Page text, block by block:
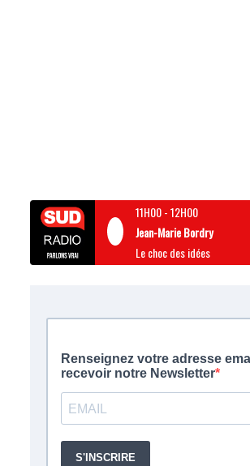
11H00-12H00
Jean-Marie Bordry
Le choc des idées